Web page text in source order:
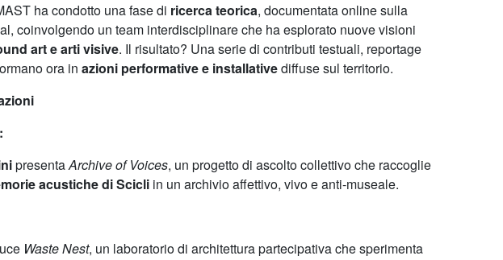
ha condotto una fase di ricerca teorica, documentata online sulla
coinvolgendo un team interdisciplinare che ha esplorato nuove visioni
art e arti visive. Il risultato? Una serie di contributi testuali, reportage
ora in azioni performative e installativediffuse sul territorio.
presentaArchive of Voices, un progetto di ascolto collettivo che raccoglie
acustiche di Scicli in un archivio affettivo, vivo e anti-museale.
Waste Nest, un laboratorio di architettura partecipativa che sperimenta